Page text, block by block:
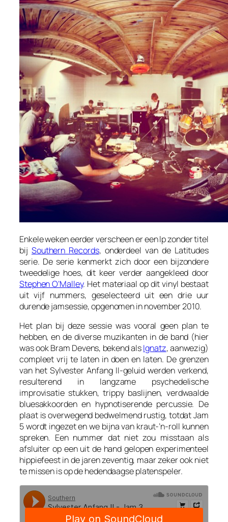
Enkele weken eerder verscheen er een lp zonder titel
bij Southern Records, onderdeel van de Latitudes
serie. De serie kenmerkt zich door een bijzondere
tweedelige hoes, dit keer verder aangekleed door
Stephen O’Malley. Het materiaal op dit vinyl bestaat
uit vijf nummers, geselecteerd uit een drie uur
durende jamsessie, opgenomen in november 2010.
Het plan bij deze sessie was vooral geen plan te
hebben, en de diverse muzikanten in de band (hier
was ook Bram Devens, bekend alsIgnatz, aanwezig)
compleet vrij te laten in doen en laten. De grenzen
van het Sylvester Anfang II-geluid werden verkend,
resulterend in langzame psychedelische
improvisatie stukken, trippy baslijnen, verdwaalde
bluesakkoorden en hypnotiserende percussie. De
plaat is overwegend bedwelmend rustig, totdatJam
5wordt ingezet en we bijna van kraut-’n-roll kunnen
spreken. Een nummer dat niet zou misstaan als
afsluiter op een uit de hand gelopen experimenteel
hippiefeest in de jaren zeventig, maar zeker ook niet
te missen is op de hedendaagse platenspeler.